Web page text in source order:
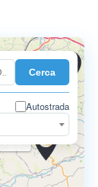
Cerca
Autostrada
0.749 €
€